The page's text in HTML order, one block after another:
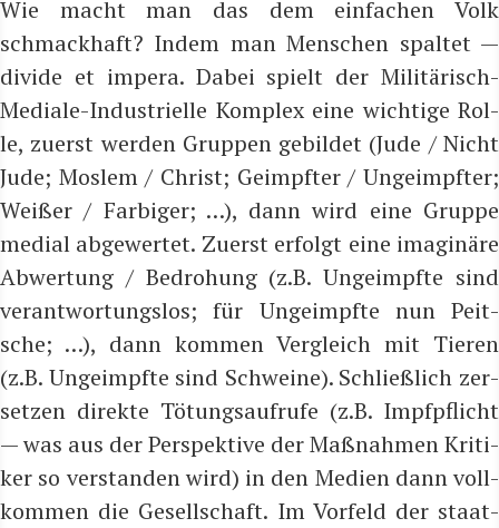
Wie macht man das dem ein­fa­chen Volk
schmack­haft? Indem man Men­schen spal­tet —
divi­de et impe­ra. Dabei spielt der Mili­tä­risch-
Media­le-Indus­tri­el­le Kom­plex eine wich­ti­ge Rol­
le, zuerst wer­den Grup­pen gebil­det (Jude / Nicht
Jude; Mos­lem / Christ; Geimpf­ter / Unge­impf­ter;
Wei­ßer / Far­bi­ger; …), dann wird eine Grup­pe
medi­al abge­wer­tet. Zuerst erfolgt eine ima­gi­nä­re
Abwer­tung / Bedro­hung (z.B. Unge­impf­te sind
ver­ant­wor­tungs­los; für Unge­impf­te nun Peit­
sche; …), dann kom­men Ver­gleich mit Tie­ren
(z.B. Unge­impf­te sind Schwei­ne). Schließ­lich zer­
set­zen direk­te Tötungs­auf­ru­fe (z.B. Impf­pflicht
— was aus der Per­spek­ti­ve der Maß­nah­men Kri­ti­
ker so ver­stan­den wird) in den Medi­en dann voll­
kom­men die Gesell­schaft. Im Vor­feld der staat­